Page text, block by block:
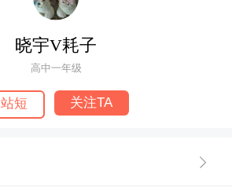
晓宇V耗子
高中一年级
站短 关注TA